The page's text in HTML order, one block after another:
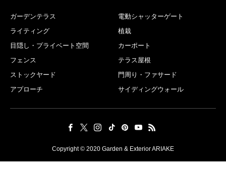
ガーデンテラス
電動シャッターゲート
ライティング
植栽
目隠し・プライベート空間
カーポート
フェンス
テラス屋根
ストックヤード
門周り・ファサード
アプローチ
サイディングウォール
Copyright © 2020 Garden & Exterior ARIAKE